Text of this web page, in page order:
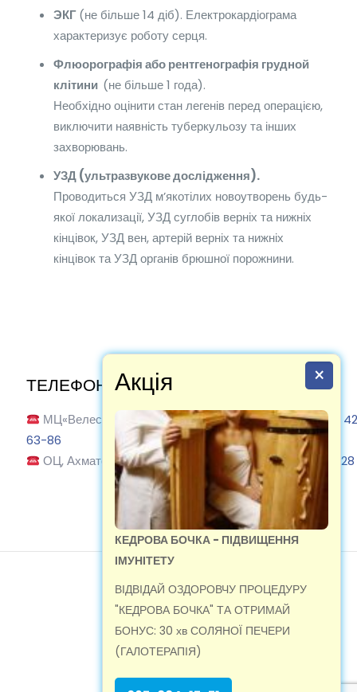
ЭКГ(не більше 14 діб). Електрокардіограма
характеризує роботу серця.
Флюорографія або рентгенографія грудной
клітини (не більше 1 года).
Необхідно оцінити стан легенів перед операцією,
виключити наявність туберкульозу та інших
захворювань.
УЗД (ультразвукове дослідження).
Проводиться УЗД м’якотілих новоутворень будь-
якої локализації, УЗД суглобів верніх та нижніх
кінцівок, УЗД вен, артерій верніх та нижніх
кінцівок та УЗД органів брюшної порожнини.
ТЕЛЕФОНУЙТЕ:
МЦ«Велес» Ахматової, 13-В:(067) 884-17-71|(067)
63-86
ОЦ, Ахматової 13-В:(067) 884-17-71| (095) 603-51-28
МЦ-Велес 2019
×
Акція
КЕДРОВА БОЧКА - ПІДВИЩЕННЯ
ІМУНІТЕТУ
ВІДВІДАЙ ОЗДОРОВЧУ ПРОЦЕДУРУ
"КЕДРОВА БОЧКА" ТА ОТРИМАЙ
БОНУС: 30 хв СОЛЯНОЇ ПЕЧЕРИ
(ГАЛОТЕРАПІЯ)